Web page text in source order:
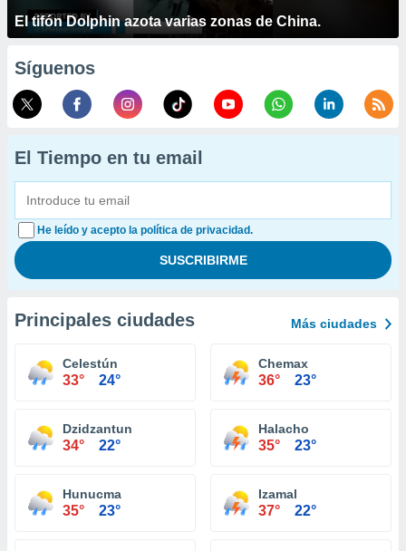
El tifón Dolphin azota varias zonas de China.
Síguenos
El Tiempo en tu email
He leído y acepto la política de privacidad.
Principales ciudades Más ciudades
Celestún
33° 24°
Chemax
36° 23°
Dzidzantun
34° 22°
Halacho
35° 23°
Hunucma
35° 23°
Izamal
37° 22°